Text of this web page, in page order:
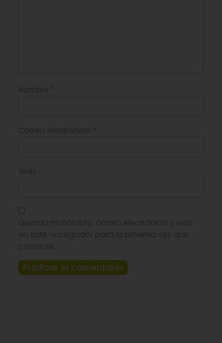
Nombre
Correo electrónico
Web
Guarda mi nombre, correo electrónico y web
en este navegador para la próxima vez que
comente.